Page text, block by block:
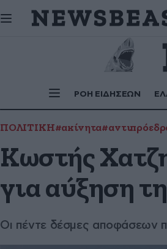
Σήμερα γιορτάζουν:
ΡΟΗ ΕΙΔΗΣΕΩΝ
ΠΟΛΙΤΙΚΗ#ακίνητα
Κωστής
για αύξηση
Οι πέντε δέσμες αποφάσεων